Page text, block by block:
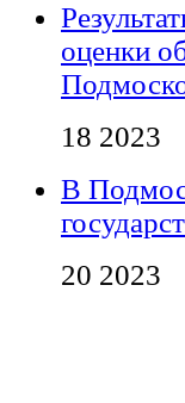
оценки
18 2023
В
20 2023